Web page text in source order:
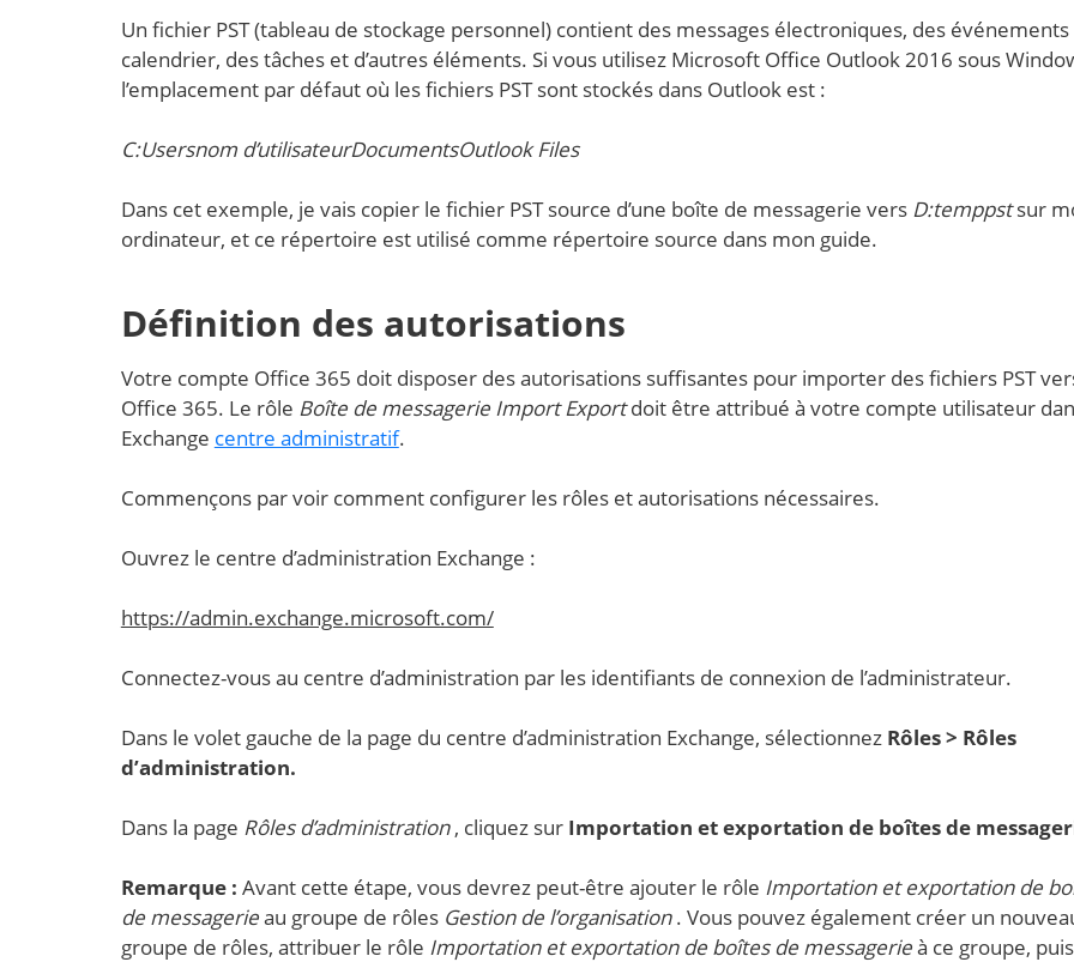
Un fichier PST (tableau de stockage personnel) contient des messages électroniques, des événements
calendrier, des tâches et d’autres éléments. Si vous utilisez Microsoft Office Outlook 2016 sous
l’emplacement par défaut où les fichiers PST sont stockés dans Outlook est :
C:Usersnom d’utilisateurDocumentsOutlook Files
Dans cet exemple, je vais copier le fichier PST source d’une boîte de messagerie vers D:temppstsur
ordinateur, et ce répertoire est utilisé comme répertoire source dans mon guide.
Définition des autorisations
Votre compte Office 365 doit disposer des autorisations suffisantes pour importer des fichiers PST
Office 365. Le rôle Boîte de messagerie Import Exportdoit être attribué à votre compte utilisateur
Exchange centre administratif.
Commençons par voir comment configurer les rôles et autorisations nécessaires.
Ouvrez le centre d’administration Exchange :
https://admin.exchange.microsoft.com/
Connectez-vous au centre d’administration par les identifiants de connexion de l’administrateur.
Dans le volet gauche de la page du centre d’administration Exchange, sélectionnez Rôles > Rôles
d’administration.
Dans la page Rôles d’administration, cliquez sur Importation et exportation de boîtes de
Remarque : Avant cette étape, vous devrez peut-être ajouter le rôle Importation et exportation de
de messagerieau groupe de rôles Gestion de l’organisation. Vous pouvez également créer un
groupe de rôles, attribuer le rôle Importation et exportation de boîtes de messagerieà ce groupe, puis